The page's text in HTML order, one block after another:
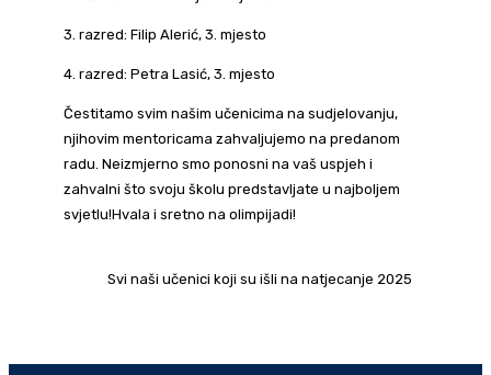
3. razred: Filip Alerić, 3. mjesto
4. razred: Petra Lasić, 3. mjesto
Čestitamo svim našim učenicima na sudjelovanju,
njihovim mentoricama zahvaljujemo na predanom
radu. Neizmjerno smo ponosni na vaš uspjeh i
zahvalni što svoju školu predstavljate u najboljem
svjetlu!Hvala i sretno na olimpijadi!
Svi naši učenici koji su išli na natjecanje 2025